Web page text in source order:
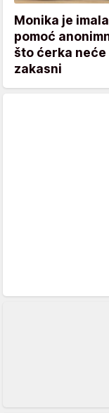
Monika je
pomoć
što ćerka
zakasni